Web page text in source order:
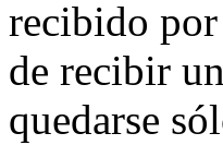
recibido
de recibir
quedarse